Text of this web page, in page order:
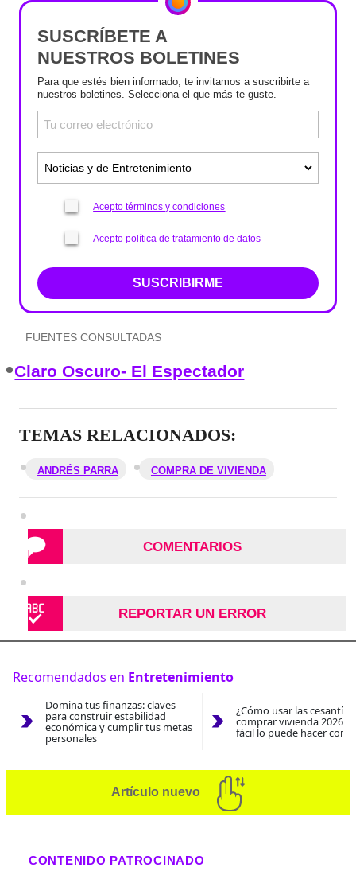
SUSCRÍBETE A
NUESTROS BOLETINES
Para que estés bien informado, te invitamos a suscribirte a
nuestros boletines. Selecciona el que más te guste.
Acepto términos y condiciones
Acepto política de tratamiento de datos
SUSCRIBIRME
FUENTES CONSULTADAS
Claro Oscuro- El Espectador
TEMAS RELACIONADOS:
ANDRÉS PARRA COMPRA DE VIVIENDA
COMENTARIOS
REPORTAR UN ERROR
Recomendados en Entretenimiento
Domina tus finanzas: claves
para construir estabilidad
económica y cumplir tus metas
personales
¿Cómo usar las
comprar vivienda 2026?
fácil lo puede hacer con
Artículo nuevo
CONTENIDO PATROCINADO